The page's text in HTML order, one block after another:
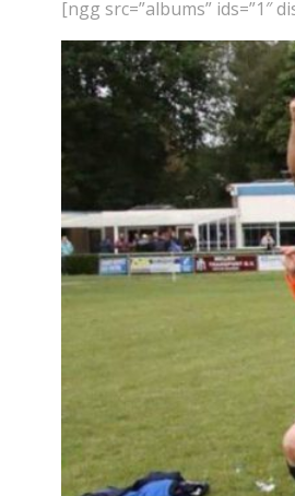
[ngg src=”albums” ids=”1″